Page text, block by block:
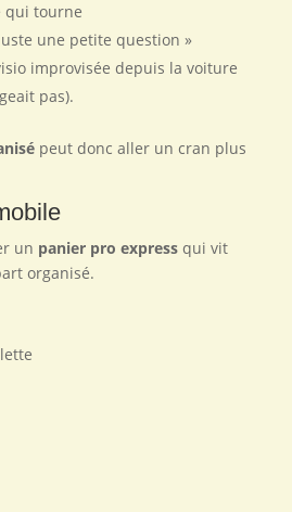
qui tourne
une petite question »
improvisée depuis la voiture
pas).
peut donc aller un cran plus
un panier pro express qui vit
organisé.